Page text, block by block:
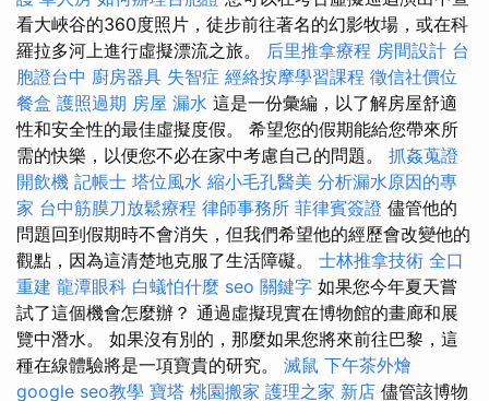
看大峽谷的360度照片，徒步前往著名的幻影牧場，或在科
羅拉多河上進行虛擬漂流之旅。 后里推拿療程 房間設計 台
胞證台中 廚房器具 失智症 經絡按摩學習課程 徵信社價位
餐盒 護照過期 房屋 漏水 這是一份彙編，以了解房屋舒適
性和安全性的最佳虛擬度假。 希望您的假期能給您帶來所
需的快樂，以便您不必在家中考慮自己的問題。 抓姦蒐證
開飲機 記帳士 塔位風水 縮小毛孔醫美 分析漏水原因的專
家 台中筋膜刀放鬆療程 律師事務所 菲律賓簽證 儘管他的
問題回到假期時不會消失，但我們希望他的經歷會改變他的
觀點，因為這清楚地克服了生活障礙。 士林推拿技術 全口
重建 龍潭眼科 白蟻怕什麼 seo 關鍵字 如果您今年夏天嘗
試了這個機會怎麼辦？ 通過虛擬現實在博物館的畫廊和展
覽中潛水。 如果沒有別的，那麼如果您將來前往巴黎，這
種在線體驗將是一項寶貴的研究。 滅鼠 下午茶外燴
google seo教學 寶塔 桃園搬家 護理之家 新店 儘管該博物